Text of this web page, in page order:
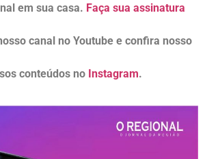
em sua casa. Faça sua assinatura
canal no Youtube e confira nosso
conteúdos no Instagram.